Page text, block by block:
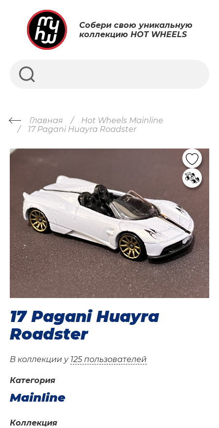
Собери свою уникальную
коллекцию HOT WHEELS
Главная
Hot Wheels Mainline
17 Pagani Huayra Roadster
17 Pagani Huayra
Roadster
В коллекции у 125 пользователей
Категория
Mainline
Коллекция